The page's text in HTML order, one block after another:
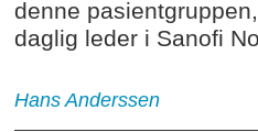
denne
daglig leder i Sanofi
Hans Anderssen